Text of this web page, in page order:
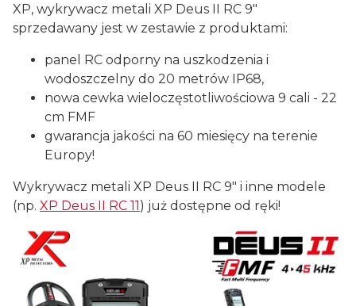
XP, wykrywacz metali XP Deus II RC 9"
sprzedawany jest w zestawie z produktami:
panel RC odporny na uszkodzenia i
wodoszczelny do 20 metrów IP68,
nowa cewka wieloczęstotliwościowa 9 cali - 22
cm FMF
gwarancja jakości na 60 miesięcy na terenie
Europy!
Wykrywacz metali XP Deus II RC 9" i inne modele
(np. XP Deus II RC 11) już dostępne od ręki!